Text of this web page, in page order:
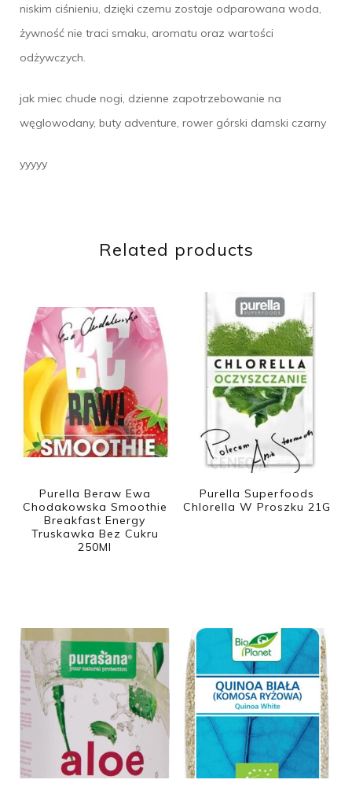
niskim ciśnieniu, dzięki czemu zostaje odparowana woda,
żywność nie traci smaku, aromatu oraz wartości
odżywczych.
jak miec chude nogi, dzienne zapotrzebowanie na
węglowodany, buty adventure, rower górski damski czarny
yyyyy
Related products
Purella Beraw Ewa
Chodakowska Smoothie
Breakfast Energy
Truskawka Bez Cukru
250Ml
Purella Superfoods
Chlorella W Proszku 21G